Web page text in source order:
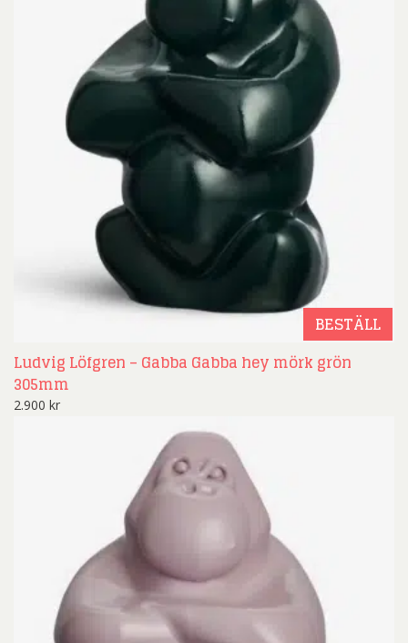
BESTÄLL
Ludvig Löfgren – Gabba Gabba hey mörk grön
305mm
2.900 kr